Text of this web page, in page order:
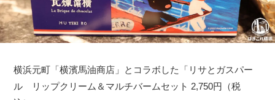
横浜元町「横濱馬油商店」とコラボした「リサとガスパー
ル リップクリーム＆マルチバームセット 2,750円（税